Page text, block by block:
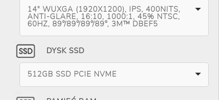
14" WUXGA (1920X1200), IPS, 400NITS,
ANTI-GLARE, 16:10, 1000:1, 45% NTSC,
60HZ, 89°/89°/89°/89°, 3M™ DBEF5
DYSK SSD
512GB SSD PCIE NVME